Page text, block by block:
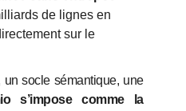
de lignes en
sur le
un socle sémantique, une
s’impose comme la